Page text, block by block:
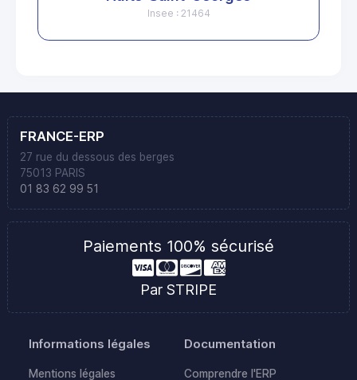
Insee : 21464
FRANCE-ERP
27 rue du dessous des berges
75013 PARIS
01 83 62 99 51
Paiements 100% sécurisé
Par STRIPE
Informations légales
Mentions légales
Documentation
Comprendre l'ERP